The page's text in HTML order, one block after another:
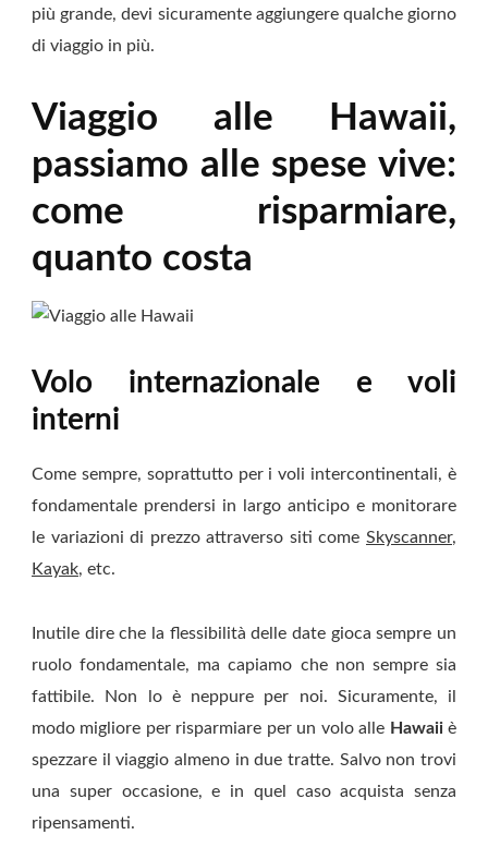
più grande, devi sicuramente aggiungere qualche giorno
di viaggio in più.
Viaggio alle Hawaii,
passiamo alle spese vive:
come risparmiare,
quanto costa
Volo internazionale e voli
interni
Come sempre, soprattutto per i voli intercontinentali, è
fondamentale prendersi in largo anticipo e monitorare
le variazioni di prezzo attraverso siti come Skyscanner,
Kayak, etc.
Inutile dire che la flessibilità delle date gioca sempre un
ruolo fondamentale, ma capiamo che non sempre sia
fattibile. Non lo è neppure per noi. Sicuramente, il
modo migliore per risparmiare per un volo alle Hawaiiè
spezzare il viaggio almeno in due tratte. Salvo non trovi
una super occasione, e in quel caso acquista senza
ripensamenti.